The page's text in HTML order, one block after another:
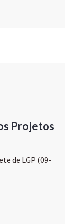
Projetos
de LGP (09-